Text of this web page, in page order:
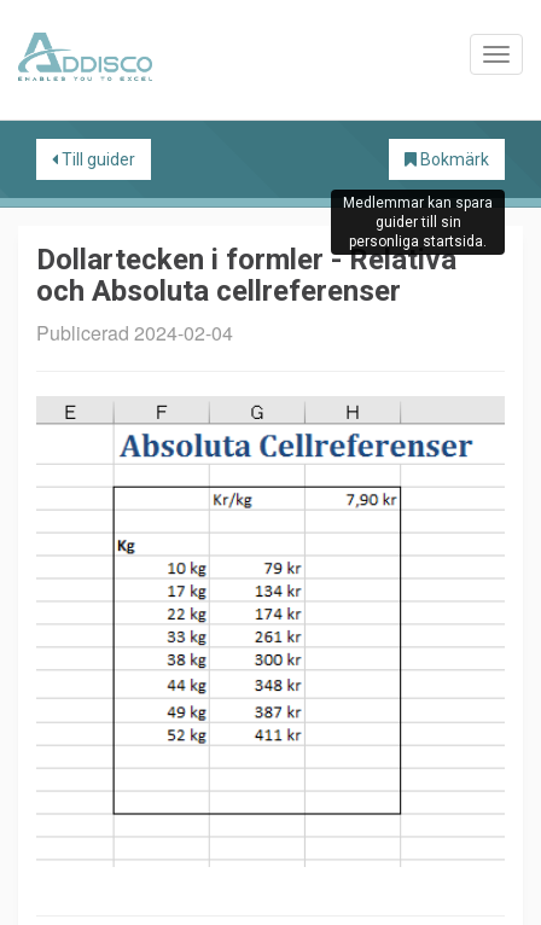
Till guider Bokmärk
Medlemmar kan spara
guider till sin
personliga startsida.
Dollartecken i formler - Relativa
och Absoluta cellreferenser
Publicerad 2024-02-04